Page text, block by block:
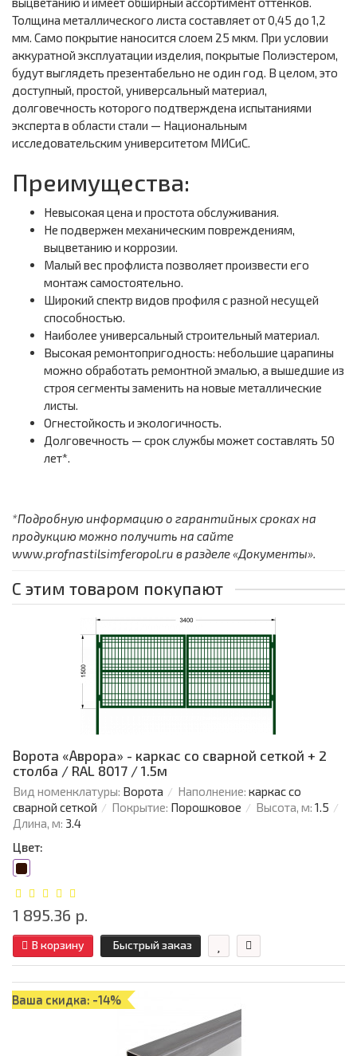
Толщина металлического листа составляет от 0,45 до 1,2
мм. Само покрытие наносится слоем 25 мкм. При условии
аккуратной эксплуатации изделия, покрытые Полиэстером,
будут выглядеть презентабельно не один год. В целом, это
доступный, простой, универсальный материал,
долговечность которого подтверждена испытаниями
эксперта в области стали — Национальным
исследовательским университетом МИСиС.
Преимущества:
Невысокая цена и простота обслуживания.
Не подвержен механическим повреждениям,
выцветанию и коррозии.
Малый вес профлиста позволяет произвести его
монтаж самостоятельно.
Широкий спектр видов профиля с разной несущей
способностью.
Наиболее универсальный строительный материал.
Высокая ремонтопригодность: небольшие царапины
можно обработать ремонтной эмалью, а вышедшие из
строя сегменты заменить на новые металлические
листы.
Огнестойкость и экологичность.
Долговечность — срок службы может составлять 50
лет*.
*Подробную информацию о гарантийных сроках на
продукцию можно получить на сайте
www.profnastilsimferopol.ru в разделе «Документы».
С этим товаром покупают
Ворота «Аврора» - каркас со сварной сеткой + 2
столба / RAL 8017 / 1.5м
Вид номенклатуры: Ворота Наполнение: каркас со
сварной сеткой
Покрытие: Порошковое Высота, м: 1.5
Длина, м: 3.4
Цвет:
1 895.36 р.
В корзину Быстрый заказ
Ваша скидка: -14%